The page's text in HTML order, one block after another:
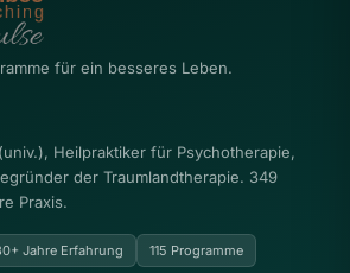
für ein besseres Leben.
Heilpraktiker für Psychotherapie,
der Traumlandtherapie. 349
Praxis.
Jahre Erfahrung
115 Programme